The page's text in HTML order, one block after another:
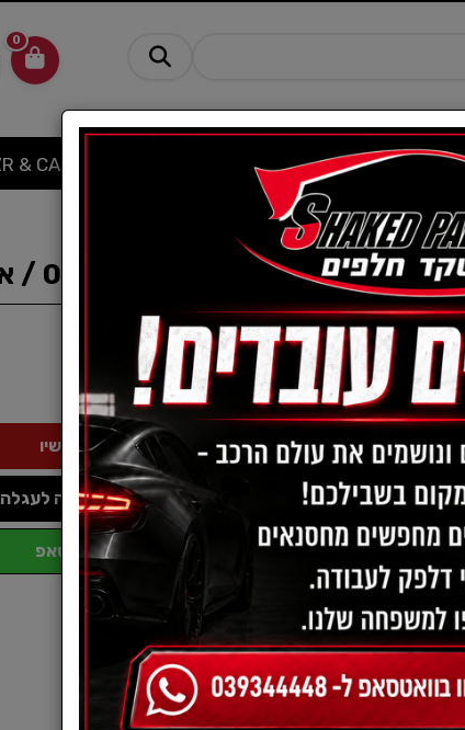
0
ציוד, אביזרים ומוצרים לרכב
סט בולמים אחורי קרוז מ08 / אסטרה מ11
מק"ט :XP2TAXOBE6
מחיר:
₪ 480
מחיר מבצע: ₪ 359
הוספה לעגלה
ווטסאפ
תיאור:
סט בולמים אחורי קרוז מ08 / אסטרה מ11
*מוצר תוצרת קוריאה באיכות גבוה
*התמונה להמחשה בלבד